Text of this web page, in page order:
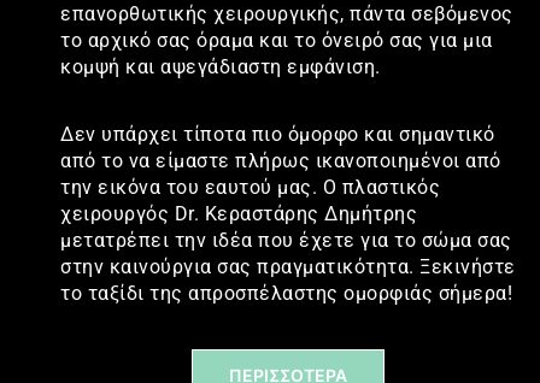
επανορθωτικής χειρουργικής, πάντα σεβόμενος
το αρχικό σας όραμα και το όνειρό σας για μια
κομψή και αψεγάδιαστη εμφάνιση.
Δεν υπάρχει τίποτα πιο όμορφο και σημαντικό
από το να είμαστε πλήρως ικανοποιημένοι από
την εικόνα του εαυτού μας. Ο πλαστικός
χειρουργός Dr. Κεραστάρης Δημήτρης
μετατρέπει την ιδέα που έχετε για το σώμα σας
στην καινούργια σας πραγματικότητα. Ξεκινήστε
το ταξίδι της απροσπέλαστης ομορφιάς σήμερα!
ΠΕΡΙΣΣΟΤΕΡΑ